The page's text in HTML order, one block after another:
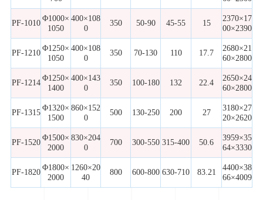
PF-1010 Φ1000×
1050
400×108
0
350 50-90 45-55 15
2370×17
00×2390
PF-1210 Φ1250×
1050
400×108
0
350 70-130 110 17.7
2680×21
60×2800
PF-1214 Φ1250×
1400
400×143
0
350 100-180 132 22.4
2650×24
60×2800
PF-1315 Φ1320×
1500
860×152
0
500 130-250 200 27
3180×27
20×2620
PF-1520 Φ1500×
2000
830×204
0
700 300-550 315-400 50.6
3959×35
64×3330
PF-1820 Φ1800×
2000
1260×20
40
800 600-800 630-710 83.21
4400×38
66×4009